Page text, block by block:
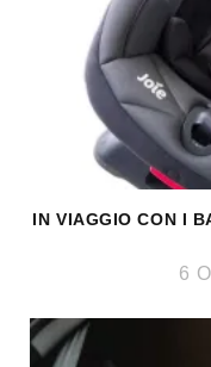
IN VIAGGIO CON I
6